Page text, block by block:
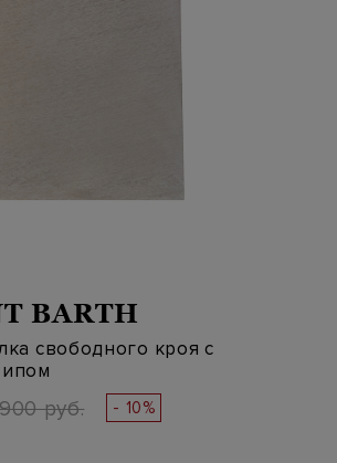
BARTH
свободного кроя с
руб. - 10%